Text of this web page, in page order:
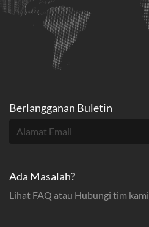
Berlangganan Buletin
Ada Masalah?
Lihat FAQ atau Hubungi tim kami